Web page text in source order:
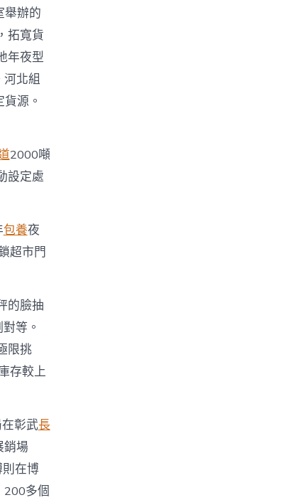
舉辦的
拓寬貨
年夜型
北組
源。
2000噸
設定處
包養夜
超市門
的臉抽
等。
限挑
存較上
彰武長
銷場
在博
200多個